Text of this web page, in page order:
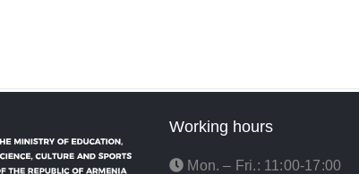
Working hours
Mon. – Fri.: 11:00-17:00